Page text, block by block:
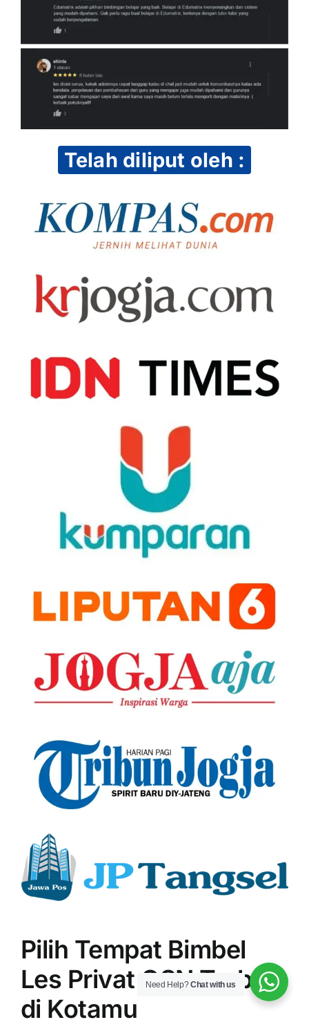
Telah diliput oleh :
Pilih Tempat Bimbel
Les Privat OSN Terbaik
di Kotamu
Need Help?Chat with us